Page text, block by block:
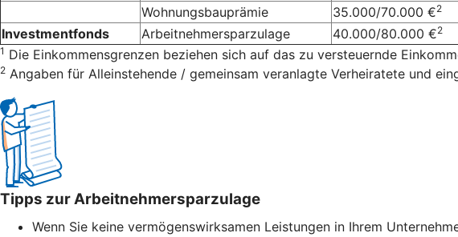
Wohnungsbauprämie 35.000/70.000 €2
Investmentfonds
Arbeitnehmersparzulage 40.000/80.000 €2
1 Die Einkommensgrenzen beziehen sich auf das zu versteuernde
2 Angaben für Alleinstehende / gemeinsam veranlagte Verheiratete und
Tipps zur Arbeitnehmersparzulage
Wenn Sie keine vermögenswirksamen Leistungen in Ihrem